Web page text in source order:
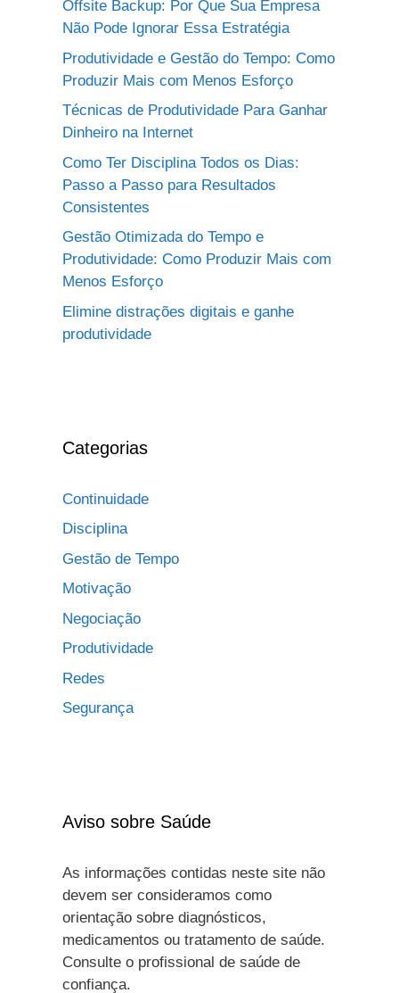
Offsite Backup: Por Que Sua Empresa
Não Pode Ignorar Essa Estratégia
Produtividade e Gestão do Tempo: Como
Produzir Mais com Menos Esforço
Técnicas de Produtividade Para Ganhar
Dinheiro na Internet
Como Ter Disciplina Todos os Dias:
Passo a Passo para Resultados
Consistentes
Gestão Otimizada do Tempo e
Produtividade: Como Produzir Mais com
Menos Esforço
Elimine distrações digitais e ganhe
produtividade
Categorias
Continuidade
Disciplina
Gestão de Tempo
Motivação
Negociação
Produtividade
Redes
Segurança
Aviso sobre Saúde
As informações contidas neste site não
devem ser consideramos como
orientação sobre diagnósticos,
medicamentos ou tratamento de saúde.
Consulte o profissional de saúde de
confiança.